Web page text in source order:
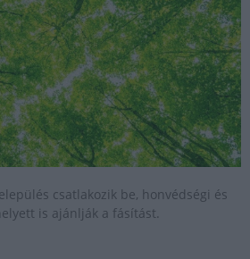
csatlakozik be, honvédségi és
is ajánlják a fásítást.